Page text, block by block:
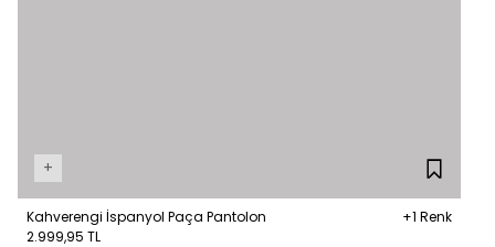
+
Kahverengi İspanyol Paça Pantolon
+1 Renk
2.999,95 TL